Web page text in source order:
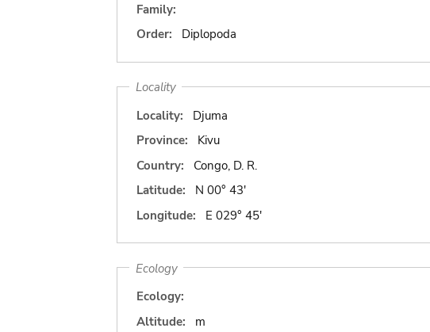
Family:
Order:
Diplopoda
Locality
Locality:
Djuma
Province:
Kivu
Country:
Congo, D. R.
Latitude:
N 00° 43'
Longitude:
E 029° 45'
Ecology
Ecology:
Altitude:
m